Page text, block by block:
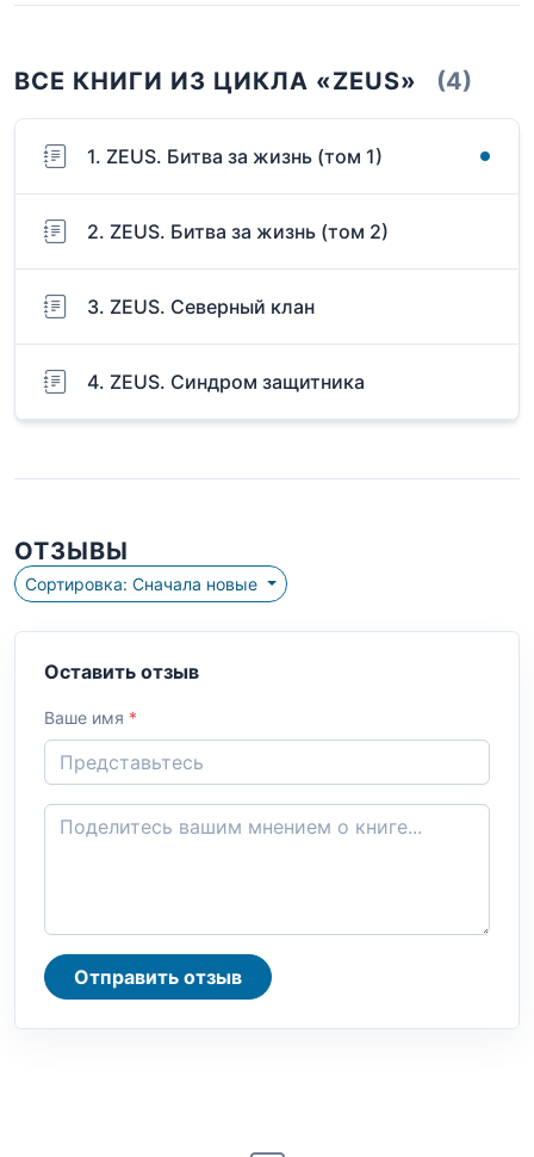
ВСЕ КНИГИ ИЗ ЦИКЛА «ZEUS» (4)
1. ZEUS. Битва за жизнь (том 1)
2. ZEUS. Битва за жизнь (том 2)
3. ZEUS. Северный клан
4. ZEUS. Синдром защитника
ОТЗЫВЫ
Сортировка: Сначала новые
Оставить отзыв
Ваше имя *
Отправить отзыв